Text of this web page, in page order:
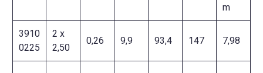
m
3910
0225
2 x
2,50
0,26 9,9 93,4 147 7,98